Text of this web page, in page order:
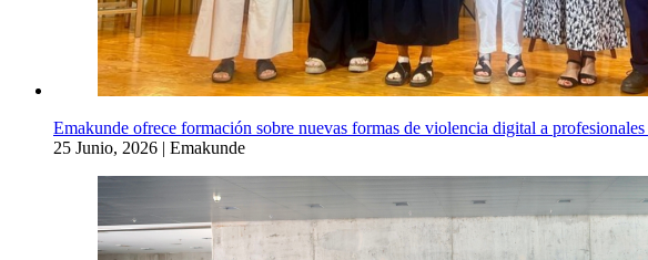
Emakunde ofrece formación sobre nuevas formas de violencia digital a
25 Junio, 2026 | Emakunde